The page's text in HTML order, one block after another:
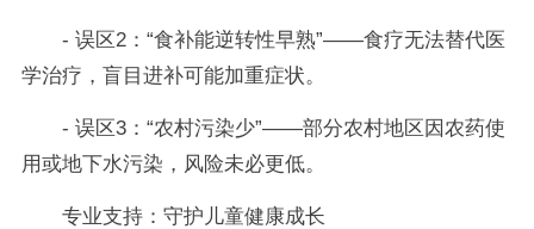
- 误区2：“食补能逆转性早熟”——食疗无法替代医
学治疗，盲目进补可能加重症状。
- 误区3：“农村污染少”——部分农村地区因农药使
用或地下水污染，风险未必更低。
专业支持：守护儿童健康成长